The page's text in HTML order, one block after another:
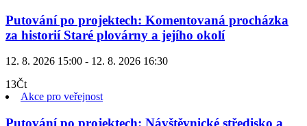
Putování po projektech: Komentovaná procházka
za historií Staré plovárny a jejího okolí
12. 8. 2026 15:00 - 12. 8. 2026 16:30
13Čt
Akce pro veřejnost
Putování po projektech: Návštěvnické středisko a